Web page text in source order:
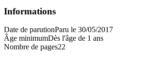
Informations
Date de parutionParu le 30/05/2017
Âge minimumDès l'âge de 1 ans
Nombre de pages22